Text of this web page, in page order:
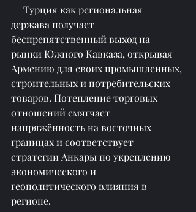
держава получает
беспрепятственный выход на
рынки Южного Кавказа, открывая
Армению для своих промышленных,
строительных и потребительских
товаров. Потепление торговых
отношений смягчает
напряжённость на восточных
границах и соответствует
стратегии Анкары по укреплению
экономического и
геополитического влияния в
регионе.